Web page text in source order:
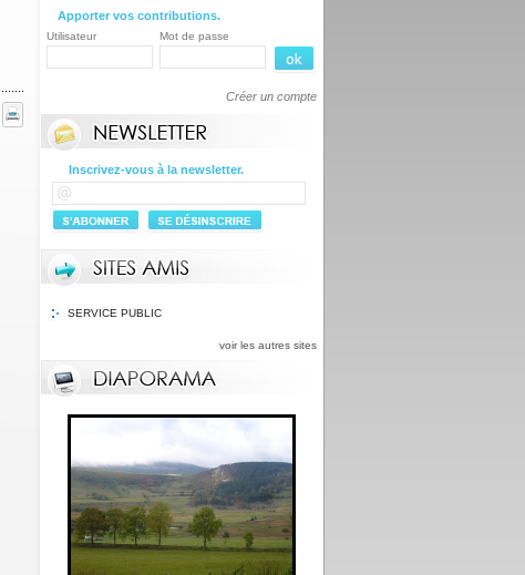
Apporter vos contributions.
Utilisateur Mot de passe
Créer un compte
Inscrivez-vous à la newsletter.
SERVICE PUBLIC
voir les autres sites